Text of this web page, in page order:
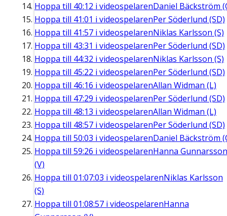
Hoppa till 40:12 i videospelarenDaniel Bäckström
Hoppa till 41:01 i videospelarenPer Söderlund (SD)
Hoppa till 41:57 i videospelarenNiklas Karlsson (S)
Hoppa till 43:31 i videospelarenPer Söderlund (SD)
Hoppa till 44:32 i videospelarenNiklas Karlsson (S)
Hoppa till 45:22 i videospelarenPer Söderlund (SD)
Hoppa till 46:16 i videospelarenAllan Widman (L)
Hoppa till 47:29 i videospelarenPer Söderlund (SD)
Hoppa till 48:13 i videospelarenAllan Widman (L)
Hoppa till 48:57 i videospelarenPer Söderlund (SD)
Hoppa till 50:03 i videospelarenDaniel Bäckström
Hoppa till 59:26 i videospelarenHanna Gunnarsson
(V)
Hoppa till 01:07:03 i videospelarenNiklas Karlsson
(S)
Hoppa till 01:08:57 i videospelarenHanna